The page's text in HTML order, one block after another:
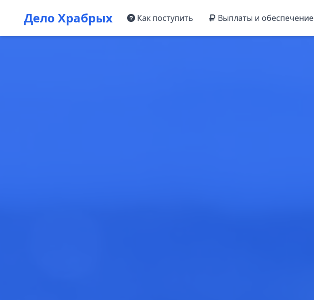
Дело Храбрых Как поступить Выплаты и обеспечение